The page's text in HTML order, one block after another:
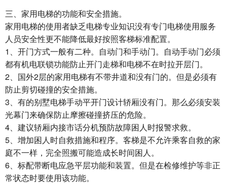
三、家用电梯的功能和安全措施。
家用电梯的使用者缺乏电梯专业知识没有专门电梯使用服务
人员安全性更不能降低最好按照客梯标准配置。
1、开门方式一般有二种。自动门和手动门。自动手动门必须
都有机电联锁功能防止开门走梯和电梯不在时拉开层门。
2、国外2层的家用电梯有不带井道和没有门的。但是必须有
防止剪切碰撞的安全措施。
3、有的别墅电梯手动平开门设计轿厢没有门。那么必须安装
光幕门来确保防止摩擦碰撞挤压的危险。
4、建议轿厢内接市话分机预防故障困人时报警求救。
5、增加困人时自救措施和程序。客梯是不允许乘客自救的家
庭不一样，完全照搬可能造成长时间困人。
6、标配带断电应急平层功能和装置。但是在检修维护等非正
常状态时要使用该功能。